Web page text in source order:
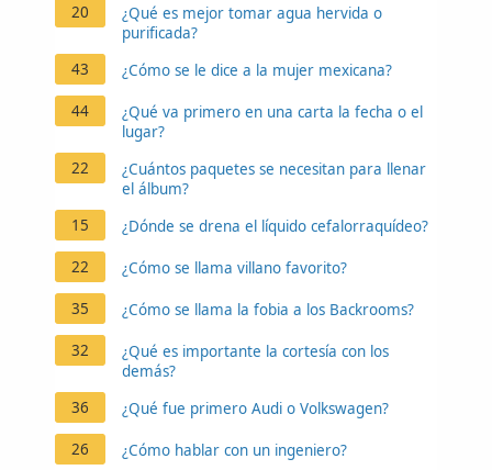
20
¿Qué es mejor tomar agua hervida o
purificada?
43
¿Cómo se le dice a la mujer mexicana?
44
¿Qué va primero en una carta la fecha o el
lugar?
22
¿Cuántos paquetes se necesitan para llenar
el álbum?
15
¿Dónde se drena el líquido cefalorraquídeo?
22 ¿Cómo se llama villano favorito?
35 ¿Cómo se llama la fobia a los Backrooms?
32
¿Qué es importante la cortesía con los
demás?
36
¿Qué fue primero Audi o Volkswagen?
26 ¿Cómo hablar con un ingeniero?